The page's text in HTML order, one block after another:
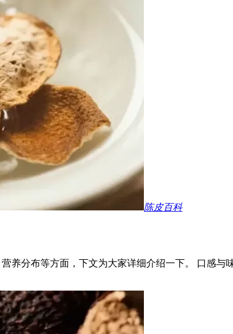
陈皮百科
养分布等方面，下文为大家详细介绍一下。 口感与